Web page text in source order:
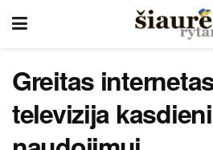
Greitas
televizija